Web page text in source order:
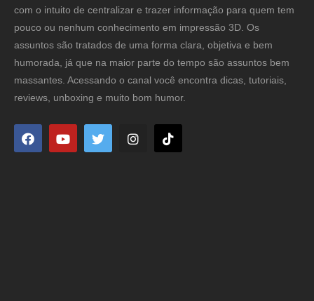
com o intuito de centralizar e trazer informação para quem tem
pouco ou nenhum conhecimento em impressão 3D. Os
assuntos são tratados de uma forma clara, objetiva e bem
humorada, já que na maior parte do tempo são assuntos bem
massantes. Acessando o canal você encontra dicas, tutoriais,
reviews, unboxing e muito bom humor.